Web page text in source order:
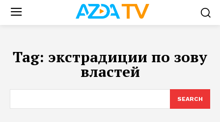
Tag: экстрадиции по зову
властей
SEARCH